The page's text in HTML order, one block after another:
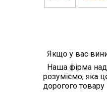
Якщо у вас
Наша фірма
розуміємо, яка
дорогого